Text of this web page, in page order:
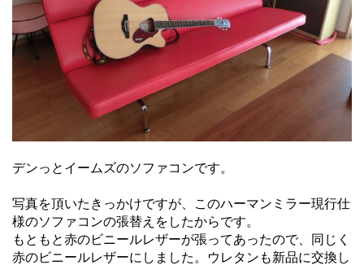
デンっとイームズのソファコンです。
写真を頂いたきっかけですが、このハーマンミラー現行仕
様のソファコンの張替えをしたからです。
もともと赤のビニールレザーが張ってあったので、同じく
赤のビニールレザーにしました。ウレタンも新品に交換し